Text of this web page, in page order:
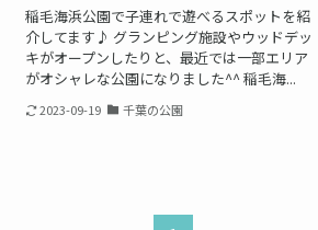
稲毛海浜公園で子連れで遊べるスポットを紹
介してます♪ グランピング施設やウッドデッ
キがオープンしたりと、最近では一部エリア
がオシャレな公園になりました^^ 稲毛海...
2023-09-19 千葉の公園